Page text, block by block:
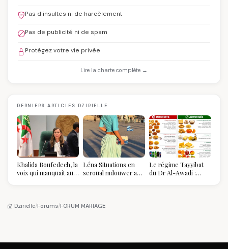
Pas d'insultes ni de harcèlement
Pas de publicité ni de spam
Protégez votre vie privée
Lire la charte complète →
DERNIERS ARTICLES DZIRIELLE
Khalida Boufedech, la
voix qui manquait au
Léna Situations en
seroual mdouwer au
pièce mode de l'été
Le régime Tayyibat
du Dr Al-Awadi :
Dzirielle/Forums/FORUM MARIAGE